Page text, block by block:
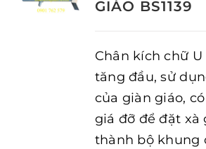
GIÁO BS1139
Chân kích chữ
tăng đầu, sử
của giàn giáo,
giá đỡ để đặt xà
thành bộ khung